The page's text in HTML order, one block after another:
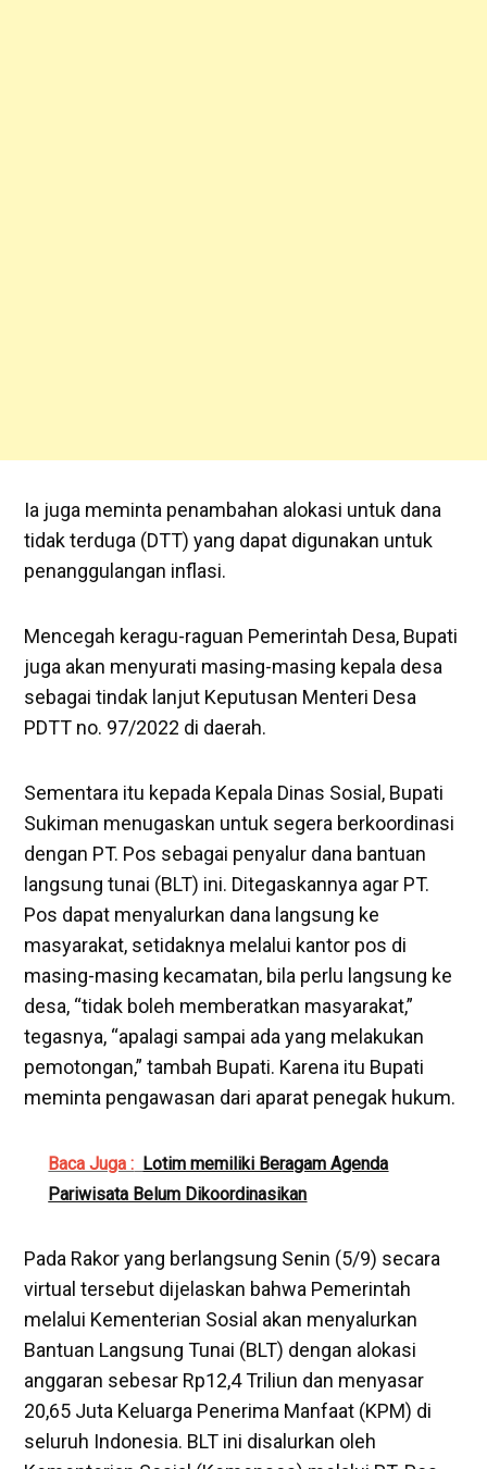
Ia juga meminta penambahan alokasi untuk dana
tidak terduga (DTT) yang dapat digunakan untuk
penanggulangan inflasi.
Mencegah keragu-raguan Pemerintah Desa, Bupati
juga akan menyurati masing-masing kepala desa
sebagai tindak lanjut Keputusan Menteri Desa
PDTT no. 97/2022 di daerah.
Sementara itu kepada Kepala Dinas Sosial, Bupati
Sukiman menugaskan untuk segera berkoordinasi
dengan PT. Pos sebagai penyalur dana bantuan
langsung tunai (BLT) ini. Ditegaskannya agar PT.
Pos dapat menyalurkan dana langsung ke
masyarakat, setidaknya melalui kantor pos di
masing-masing kecamatan, bila perlu langsung ke
desa, “tidak boleh memberatkan masyarakat,”
tegasnya, “apalagi sampai ada yang melakukan
pemotongan,” tambah Bupati. Karena itu Bupati
meminta pengawasan dari aparat penegak hukum.
Baca Juga : Lotim memiliki Beragam Agenda
Pariwisata Belum Dikoordinasikan
Pada Rakor yang berlangsung Senin (5/9) secara
virtual tersebut dijelaskan bahwa Pemerintah
melalui Kementerian Sosial akan menyalurkan
Bantuan Langsung Tunai (BLT) dengan alokasi
anggaran sebesar Rp12,4 Triliun dan menyasar
20,65 Juta Keluarga Penerima Manfaat (KPM) di
seluruh Indonesia. BLT ini disalurkan oleh